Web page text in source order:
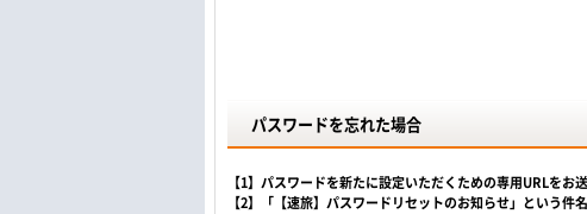
パスワードを忘れた場合
【1】パスワードを新たに設定いただくための専用URLを
【2】「【速旅】パスワードリセットのお知らせ」という